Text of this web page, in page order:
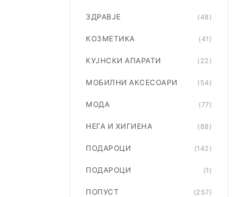
ЗДРАВЈЕ (48)
КОЗМЕТИКА (41)
КУЈНСКИ АПАРАТИ (22)
МОБИЛНИ АКСЕСОАРИ (54)
МОДА (77)
НЕГА И ХИГИЕНА (88)
ПОДАРОЦИ (142)
ПОДАРОЦИ (1)
ПОПУСТ (257)